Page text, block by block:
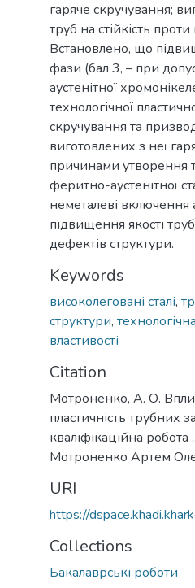
гаряче скручування;
труб на стійкість проти
Встановлено, що
фази (бал 3, – при
аустенітної
технологічної
скручування та
виготовлених з неї
причинами утворення
феритно-аустенітної
неметалеві
підвищення якості
дефектів структури.
Keywords
високолеговані сталі,
структури,
властивості
Citation
Мотроненко, А. О.
пластичність трубних
кваліфікаційна
Мотроненко Артем
URI
https://
Collections
Бакалаврські роботи